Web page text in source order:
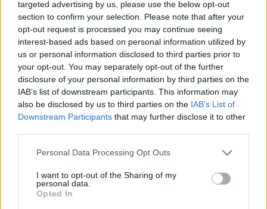
targeted advertising by us, please use the below opt-out
section to confirm your selection. Please note that after your
opt-out request is processed you may continue seeing
interest-based ads based on personal information utilized by
us or personal information disclosed to third parties prior to
your opt-out. You may separately opt-out of the further
disclosure of your personal information by third parties on the
IAB’s list of downstream participants. This information may
also be disclosed by us to third parties on the IAB’s List of
Downstream Participants that may further disclose it to other
Personal Data Processing Opt Outs
I want to opt-out of the Sharing of my
personal data.
Opted In
Publicidad